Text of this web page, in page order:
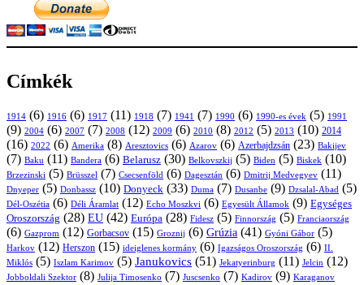
Címkék
1914 (6) 1916 (6) 1917 (11) 1918 (7) 1941 (7) 1990 (6) 1990-es évek (5) 1991
(9) 2004 (6) 2007 (7) 2008 (12) 2009 (6) 2010 (8) 2012 (5) 2013 (10) 2014
(16) 2022 (6) Amerika (8) Aresztovics (6) Azarov (6) Azerbajdzsán (23) Bakijev
(7) Baku (11) Bandera (6) Belarusz (30) Belkovszkij (5) Biden (5) Biskek (10)
Brzezinski (5) Brüsszel (7) Csecsenföld (6) Dagesztán (6) Dmitrij Medvegyev (11)
Dnyeper (5) Donbassz (10) Donyeck (33) Duma (7) Dusanbe (9) Dzsalal-Abad (5)
Dél-Oszétia (6) Déli Áramlat (12) Echo Moszkvi (6) Egyesült Államok (9) Egységes
Oroszország (28) EU (42) Európa (28) Fidesz (5) Finnország (5) Franciaország
(6) Gazprom (12) Gorbacsov (15) Groznij (6) Grúzia (41) Gyóni Gábor (5)
Harkov (12) Herszon (15) ideiglenes kormány (6) Igazságos Oroszország (6) II.
Miklós (5) Iszlam Karimov (5) Janukovics (51) Jekatyerinburg (11) Jelcin (12)
Jobboldali Szektor (8) Julija Timosenko (7) Juscsenko (7) Kadirov (9) Karaganov